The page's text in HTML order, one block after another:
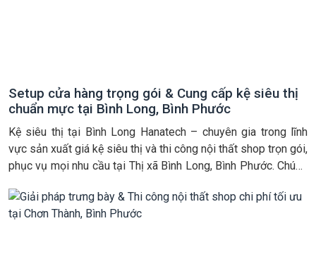
Setup cửa hàng trọng gói & Cung cấp kệ siêu thị
chuẩn mực tại Bình Long, Bình Phước
Kệ siêu thị tại Bình Long Hanatech – chuyên gia trong lĩnh
vực sản xuất giá kệ siêu thị và thi công nội thất shop trọn gói,
phục vụ mọi nhu cầu tại Thị xã Bình Long, Bình Phước. Chúng
bảo […]